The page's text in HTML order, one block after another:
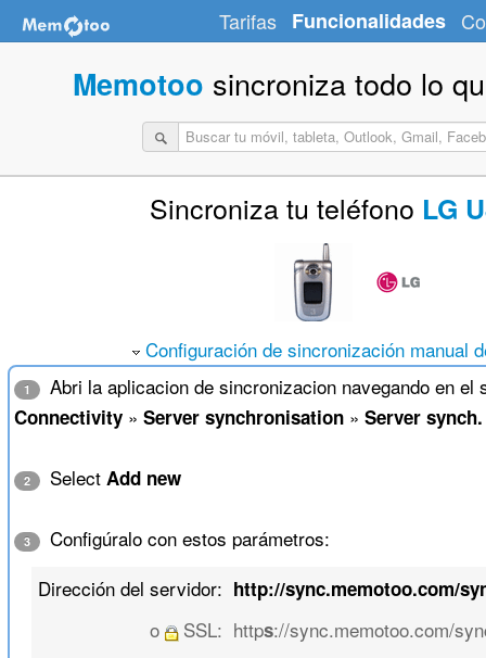
Tarifas Funcionalidades
Memotoo sincroniza todo lo
Sincroniza tu teléfono LG
Configuración de sincronización manual
1 Abri la aplicacion de sincronizacion navegando en el
Connectivity» Server synchronisation» Server
2 Select Add new
3
Configúralo con estos parámetros:
Dirección del servidor: http://sync.memotoo.com/
o SSL: https://sync.memotoo.com/